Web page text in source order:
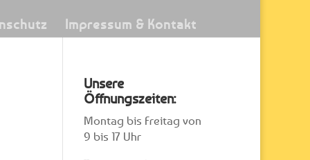
Impressum & Kontakt
Unsere
Öffnungszeiten:
Montag bis Freitag von
9 bis 17 Uhr